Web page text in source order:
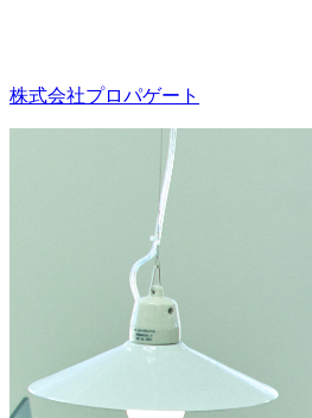
株式会社プロパゲート